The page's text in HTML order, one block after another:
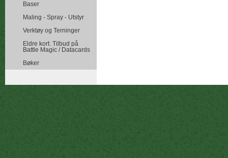
Baser
Maling - Spray - Utstyr
Verktøy og Terninger
Eldre kort. Tilbud på
Battle Magic / Datacards
Bøker